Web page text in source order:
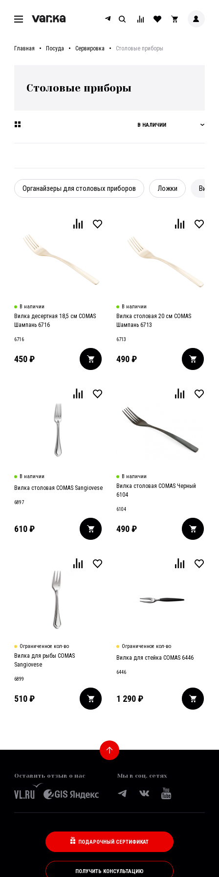
Главная Посуда Сервировка Столовые приборы
Столовые приборы
В НАЛИЧИИ
Органайзеры для столовых приборов Ложки Вилки
В наличии
Вилка десертная 18,5 см COMAS
Шампань 6716
6716
450₽
В наличии
Вилка столовая 20 см COMAS
Шампань 6713
6713
490 ₽
В наличии
Вилка столовая COMAS Sangiovese
6897
610₽
В наличии
Вилка столовая COMAS Черный
6104
6104
490 ₽
Ограниченное кол-во
Вилка для рыбы COMAS
Sangiovese
6899
510₽
Ограниченное кол-во
Вилка для стейка COMAS 6446
6446
1 290 ₽
Оставить отзыв о нас Мы в соц. сетях
ПОДАРОЧНЫЙ СЕРТИФИКАТ
ПОЛУЧИТЬ КОНСУЛЬТАЦИЮ